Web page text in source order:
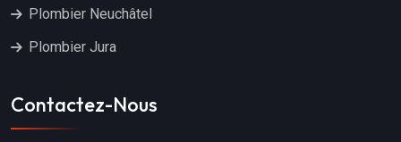
Plombier Neuchâtel
Plombier Jura
Contactez-Nous